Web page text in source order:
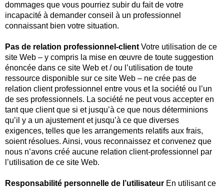
dommages que vous pourriez subir du fait de votre
incapacité à demander conseil à un professionnel
connaissant bien votre situation.
Pas de relation professionnel-client Votre utilisation de ce
site Web – y compris la mise en œuvre de toute suggestion
énoncée dans ce site Web et / ou l’utilisation de toute
ressource disponible sur ce site Web – ne crée pas de
relation client professionnel entre vous et la société ou l’un
de ses professionnels. La société ne peut vous accepter en
tant que client que si et jusqu’à ce que nous déterminions
qu’il y a un ajustement et jusqu’à ce que diverses
exigences, telles que les arrangements relatifs aux frais,
soient résolues. Ainsi, vous reconnaissez et convenez que
nous n’avons créé aucune relation client-professionnel par
l’utilisation de ce site Web.
Responsabilité personnelle de l’utilisateur En utilisant ce